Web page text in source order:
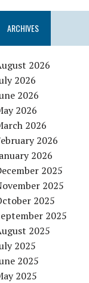
ARCHIVES
2026
2026
2026
2026
2026
2026
2026
2025
2025
2025
2025
2025
2025
2025
2025